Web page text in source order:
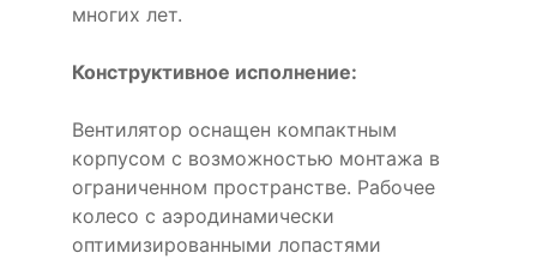
многих лет.
Конструктивное исполнение:
Вентилятор оснащен компактным
корпусом с возможностью монтажа в
ограниченном пространстве. Рабочее
колесо с аэродинамически
оптимизированными лопастями